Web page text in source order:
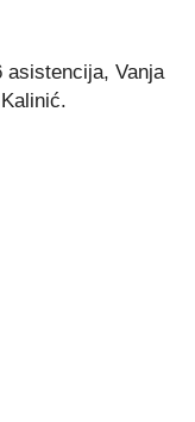
asistencija, Vanja